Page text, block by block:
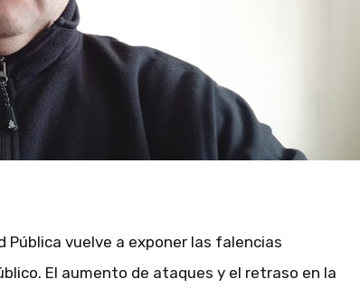
vuelve a exponer las falencias
El aumento de ataques y el retraso en la